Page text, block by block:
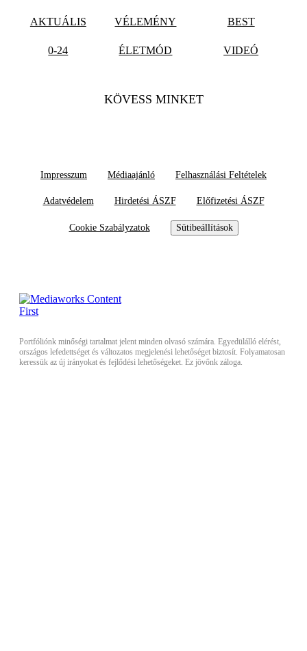
AKTUÁLIS VÉLEMÉNY BEST
0-24 ÉLETMÓD VIDEÓ
KÖVESS MINKET
Impresszum Médiaajánló Felhasználási Feltételek
Adatvédelem Hirdetési ÁSZF Előfizetési ÁSZF
Cookie Szabályzatok Sütibeállítások
Portfóliónk minőségi tartalmat jelent minden olvasó számára. Egyedülálló elérést,
országos lefedettséget és változatos megjelenési lehetőséget biztosít. Folyamatosan
keressük az új irányokat és fejlődési lehetőségeket. Ez jövőnk záloga.